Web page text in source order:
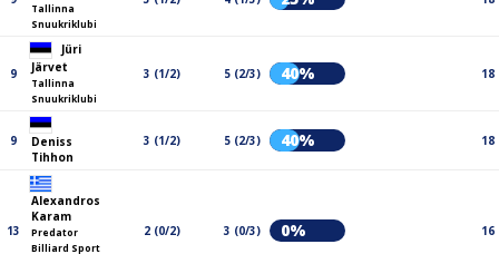
Tallinna
Snuukriklubi
9
Jüri
Järvet
Tallinna
Snuukriklubi
3 (1/2) 5 (2/3) 40% 18
9
Deniss
Tihhon
3 (1/2) 5 (2/3) 40% 18
13
Alexandros
Karam
Predator
Billiard Sport
2 (0/2) 3 (0/3) 0% 16